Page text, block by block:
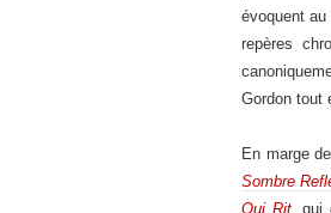
évoquent
repères
Gordon tout
En marge
Sombre
Qui Rit, qui